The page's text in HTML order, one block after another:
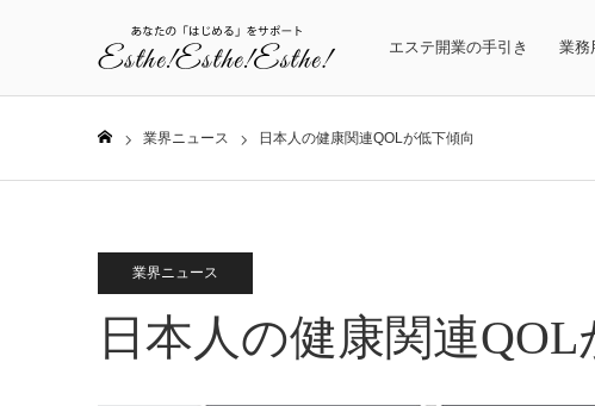
エステ開業の手引き 業務
業界ニュース 日本人の健康関連QOLが低下傾向
業界ニュース
日本人の健康関連QOL